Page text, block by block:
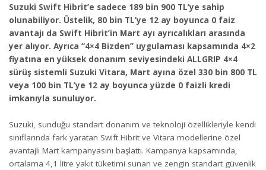
Suzuki Swift Hibrit’e sadece 189 bin 900 TL’ye sahip
olunabiliyor. Üstelik, 80 bin TL’ye 12 ay boyunca 0 faiz
avantajı da Swift Hibrit’in Mart ayı ayrıcalıkları arasında
yer alıyor. Ayrıca “4×4 Bizden” uygulaması kapsamında 4×2
fiyatına en yüksek donanım seviyesindeki ALLGRIP 4×4
sürüş sistemli Suzuki Vitara, Mart ayına özel 330 bin 800 TL
veya 100 bin TL’ye 12 ay boyunca yüzde 0 faizli kredi
imkanıyla sunuluyor.
Suzuki, sunduğu standart donanım ve teknoloji özellikleriyle kendi
sınıflarında fark yaratan Swift Hibrit ve Vitara modellerine özel
avantajlı Mart kampanyasını başlattı. Kampanya kapsamında,
ortalama 4,1 litre yakıt tüketimi sunan ve zengin standart güvenlik